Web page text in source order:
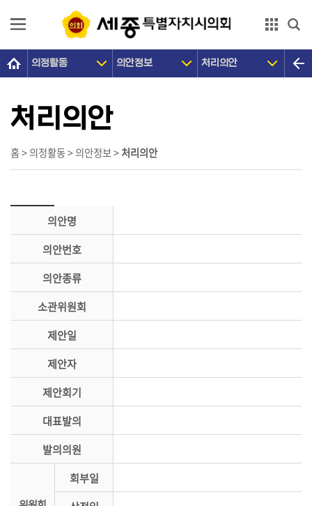
의
개
의
원
장
의
활
시
참
소
마
의정활동 의안정보 처리의안
홈 > 의정활동 > 의안정보 >처리의안
처리의안
의안명
의안번호
의안종류
소관위원회
제안일
제안자
제안회기
대표발의
발의의원
회부일